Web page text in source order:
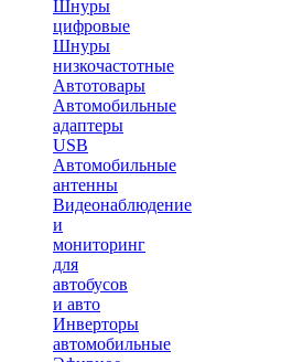
Шнуры
цифровые
Шнуры
низкочастотные
Автотовары
Автомобильные
адаптеры
USB
Автомобильные
антенны
Видеонаблюдение
и
мониторинг
для
автобусов
и авто
Инверторы
автомобильные